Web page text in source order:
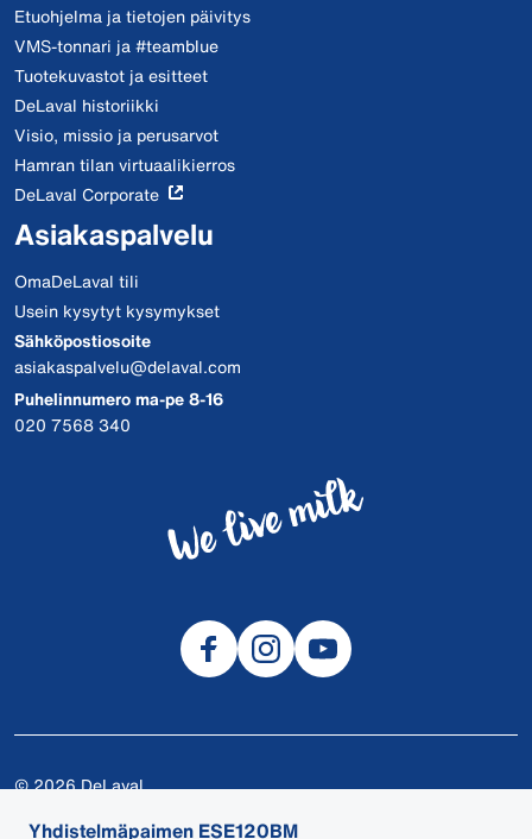
Yhdistelmäpaimen ESE120BM
Etuohjelma ja tietojen päivitys
VMS-tonnari ja #teamblue
Tuotekuvastot ja esitteet
DeLaval historiikki
Visio, missio ja perusarvot
Hamran tilan virtuaalikierros
DeLaval Corporate
Asiakaspalvelu
OmaDeLaval tili
Usein kysytyt kysymykset
Sähköpostiosoite
asiakaspalvelu@delaval.com
Puhelinnumero ma-pe 8-16
020 7568 340
© 2026 DeLaval